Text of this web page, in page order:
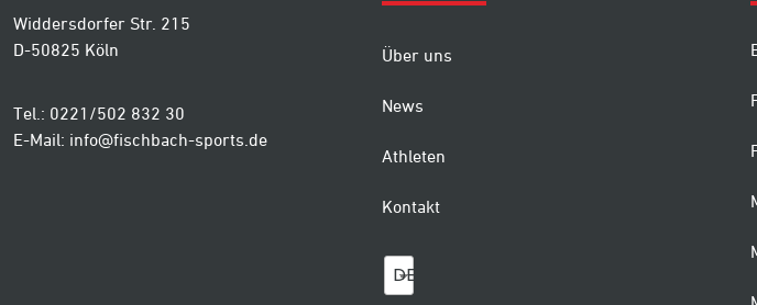
Widdersdorfer Str. 215
D-50825 Köln
Tel.: 0221/502 832 30
E-Mail: info@fischbach-sports.de
Über uns
News
Athleten
Kontakt
DE